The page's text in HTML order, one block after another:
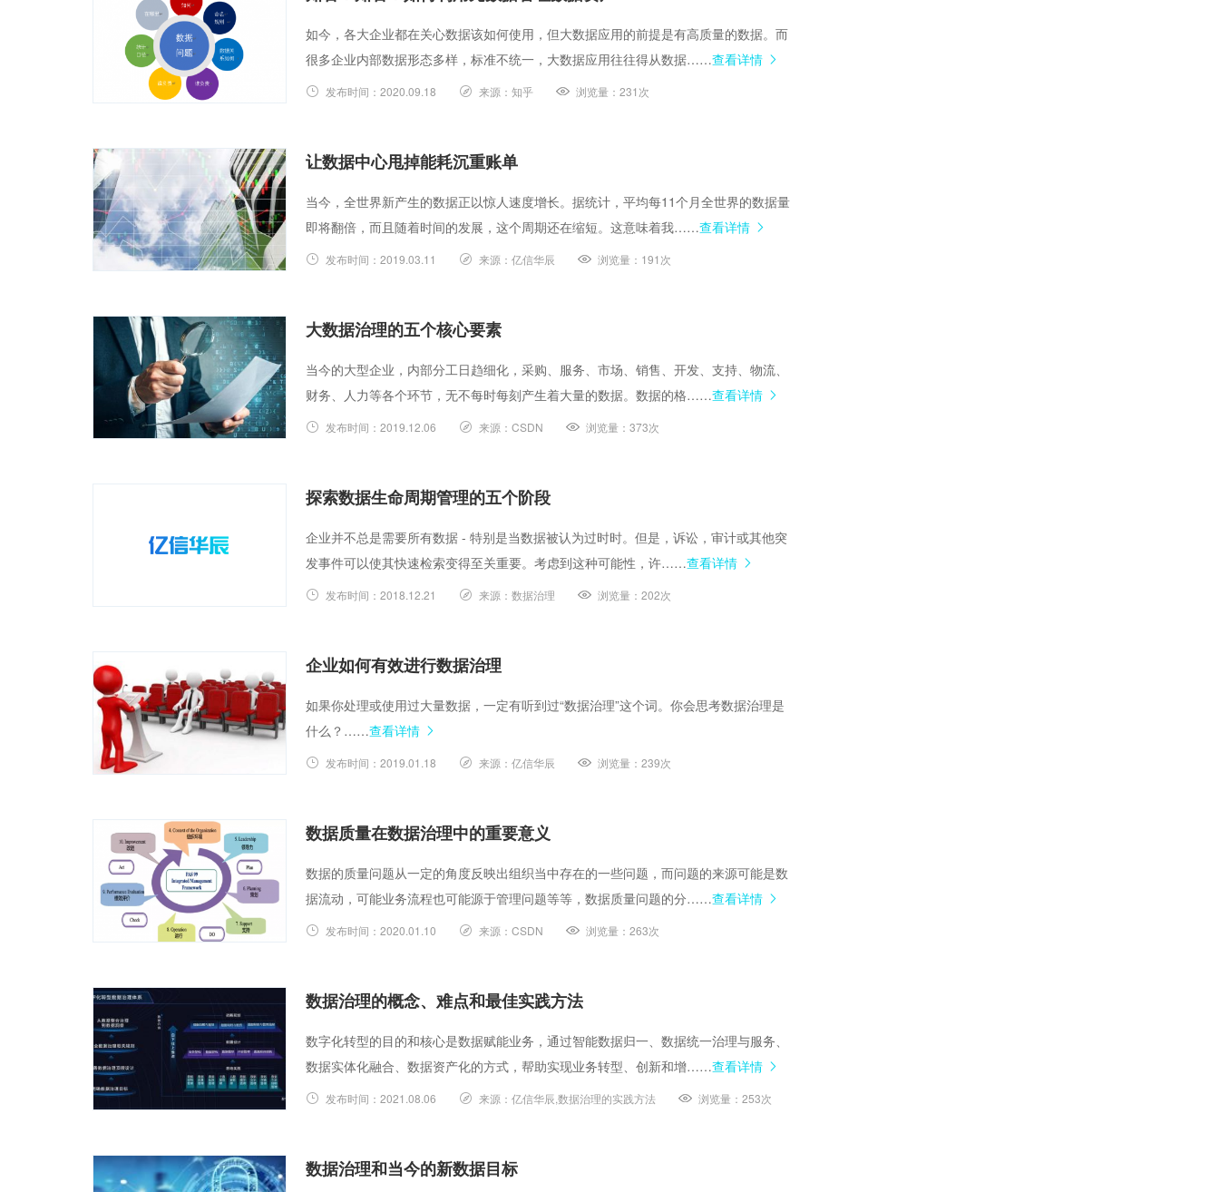
如今，各大企业都在关心数据该如何使用，但大数据应用的前提是有高质量的数据。而
很多企业内部数据形态多样，标准不统一，大数据应用往往得从数据……查看详情
发布时间： 2020.09.18 来源： 知乎 浏览量： 231次
让数据中心甩掉能耗沉重账单
当今，全世界新产生的数据正以惊人速度增长。据统计，平均每11个月全世界的数据量
即将翻倍，而且随着时间的发展，这个周期还在缩短。这意味着我……查看详情
发布时间： 2019.03.11 来源： 亿信华辰 浏览量： 191次
大数据治理的五个核心要素
当今的大型企业，内部分工日趋细化，采购、服务、市场、销售、开发、支持、物流、
财务、人力等各个环节，无不每时每刻产生着大量的数据。数据的格……查看详情
发布时间： 2019.12.06 来源： CSDN 浏览量： 373次
探索数据生命周期管理的五个阶段
企业并不总是需要所有数据 - 特别是当数据被认为过时时。但是，诉讼，审计或其他突
发事件可以使其快速检索变得至关重要。考虑到这种可能性，许……查看详情
发布时间： 2018.12.21 来源： 数据治理 浏览量： 202次
企业如何有效进行数据治理
如果你处理或使用过大量数据，一定有听到过“数据治理”这个词。你会思考数据治理是
什么？……查看详情
发布时间： 2019.01.18 来源： 亿信华辰 浏览量： 239次
数据质量在数据治理中的重要意义
数据的质量问题从一定的角度反映出组织当中存在的一些问题，而问题的来源可能是数
据流动，可能业务流程也可能源于管理问题等等，数据质量问题的分……查看详情
发布时间： 2020.01.10 来源： CSDN 浏览量： 263次
数据治理的概念、难点和最佳实践方法
数字化转型的目的和核心是数据赋能业务，通过智能数据归一、数据统一治理与服务、
数据实体化融合、数据资产化的方式，帮助实现业务转型、创新和增……查看详情
发布时间： 2021.08.06 来源： 亿信华辰,数据治理的实践方法 浏览量： 253次
数据治理和当今的新数据目标